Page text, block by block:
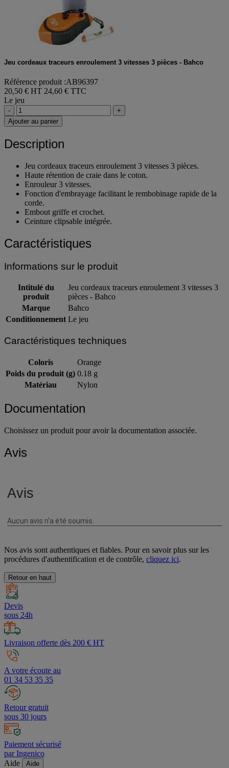
Jeu cordeaux traceurs enroulement 3 vitesses 3 pièces - Bahco
Référence produit :AB96397
20,50 € HT 24,60 € TTC
Le jeu
-
+
Ajouter au panier
Description
Jeu cordeaux traceurs enroulement 3 vitesses 3 pièces.
Haute rétention de craie dans le coton.
Enrouleur 3 vitesses.
Fonction d'embrayage facilitant le rembobinage rapide de la
corde.
Embout griffe et crochet.
Ceinture clipsable intégrée.
Caractéristiques
Informations sur le produit
Intitulé du
produit
Jeu cordeaux traceurs enroulement 3 vitesses 3
pièces - Bahco
Marque
Bahco
Conditionnement Le jeu
Caractéristiques techniques
Coloris
Orange
Poids du produit (g) 0.18 g
Matériau
Nylon
Documentation
Choisissez un produit pour avoir la documentation associée.
Avis
Nos avis sont authentiques et fiables. Pour en savoir plus sur les
procédures d'authentification et de contrôle, cliquez ici.
Retour en haut
Devis
sous 24h
Livraison offerte dès 200 € HT
A votre écoute au
01 34 53 35 35
Retour gratuit
sous 30 jours
Paiement sécurisé
par Ingenico
Aide
Aide